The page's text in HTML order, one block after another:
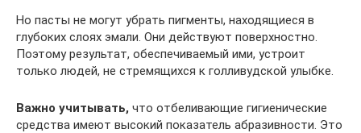
Но пасты не могут убрать пигменты, находящиеся в
глубоких слоях эмали. Они действуют поверхностно.
Поэтому результат, обеспечиваемый ими, устроит
только людей, не стремящихся к голливудской улыбке.
Важно учитывать, что отбеливающие гигиенические
средства имеют высокий показатель абразивности. Это